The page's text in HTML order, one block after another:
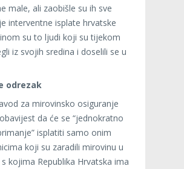
male, ali zaobišle su ih sve
interventne isplate hrvatske
su to ljudi koji su tijekom
iz svojih sredina i doselili se u
odrezak
za mirovinsko osiguranje
da će se “jednokratno
isplatiti samo onim
koji su zaradili mirovinu u
kojima Republika Hrvatska ima